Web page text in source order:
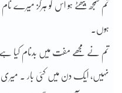
تم سمجھ بیھٹے ہو اس کو ہرگز میرے
ہوں۔
تم نے مجھے مفت میں بدنام کیا
نہیں، ایک دن میں کئی بار ۔ میری